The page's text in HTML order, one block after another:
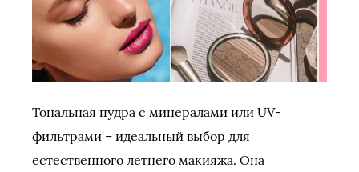
Тональная пудра с минералами или UV-
фильтрами – идеальный выбор для
естественного летнего макияжа. Она